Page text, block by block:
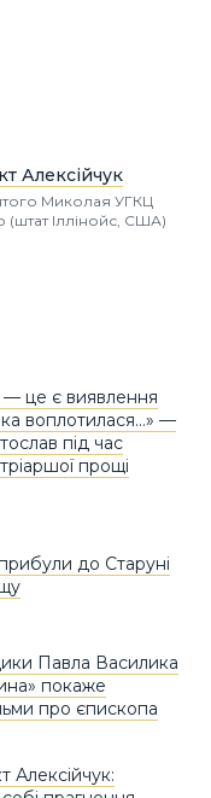
Алексійчук
Миколая УГКЦ
(штат Іллінойс, США)
це є виявлення
воплотилася…» —
під час
прощі
до Старуні
Павла Василика
покаже
про єпископа
Алексійчук: